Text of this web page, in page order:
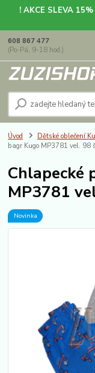
! AKCE SLEVA
608 867 477
(Po-Pá, 9-18 hod.)
Úvod Dětské oblečení
bagr Kugo MP3781 vel. 98
Chlapecké
MP3781
Novinka